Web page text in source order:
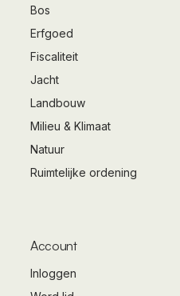
Bos
Erfgoed
Fiscaliteit
Jacht
Landbouw
Milieu & Klimaat
Natuur
Ruimtelijke ordening
Account
Inloggen